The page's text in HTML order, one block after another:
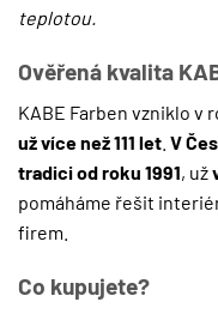
teplotou.
Ověřená kvalita
KABE Farben vzniklo v
už více než 111 let V
tradici od roku 1991, už
pomáháme řešit
firem.
Co kupujete?